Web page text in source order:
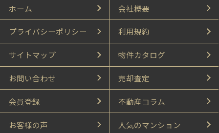
ホーム 会社概要
プライバシーポリシー 利用規約
サイトマップ 物件カタログ
お問い合わせ 売却査定
会員登録 不動産コラム
お客様の声 人気のマンション